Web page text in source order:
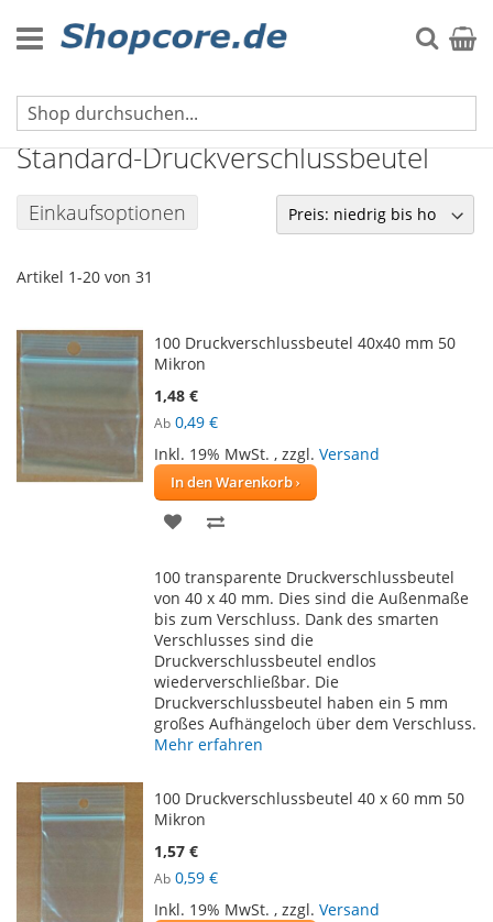
Inhalt
springen
Suche
Mein
Druckverschlussbeutel
Standard-Druckverschlussbeutel
Einkaufsoptionen
Artikel 1-20 von 31
100 Druckverschlussbeutel 40x40 mm 50
Mikron
1,48 €
Ab 0,49 €
Inkl. 19% MwSt. , zzgl. Versand
In den Warenkorb
ZUR
HINZUFÜGEN
HINZUFÜGEN
100 transparente Druckverschlussbeutel
von 40 x 40 mm. Dies sind die Außenmaße
bis zum Verschluss. Dank des smarten
Verschlusses sind die
Druckverschlussbeutel endlos
wiederverschließbar. Die
Druckverschlussbeutel haben ein 5 mm
großes Aufhängeloch über dem Verschluss.
Mehr erfahren
100 Druckverschlussbeutel 40 x 60 mm 50
Mikron
1,57 €
Ab 0,59 €
Inkl. 19% MwSt. , zzgl. Versand